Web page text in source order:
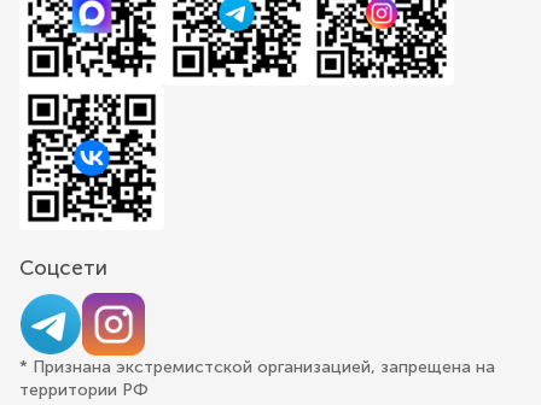
Соцсети
* Признана экстремистской организацией, запрещена на
территории РФ